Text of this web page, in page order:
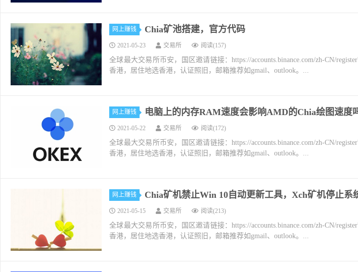
网上赚钱 Chia矿池搭建，官方代码
2021-05-23 交易所 阅读(157)
全球最大交易所币安，国区邀请链接：https://accounts.binance.com/zh-CN/
香港，居住地选香港，认证照旧，邮箱推荐如gmail、outlook。...
网上赚钱 电脑上的内存RAM速度会影响AMD的Chia绘图速度
2021-05-22 交易所 阅读(172)
全球最大交易所币安，国区邀请链接：https://accounts.binance.com/zh-CN/
香港，居住地选香港，认证照旧，邮箱推荐如gmail、outlook。...
网上赚钱 Chia矿机禁止Win 10自动更新工具，Xch矿机停止系
2021-05-15 交易所 阅读(213)
全球最大交易所币安，国区邀请链接：https://accounts.binance.com/zh-CN/
香港，居住地选香港，认证照旧，邮箱推荐如gmail、outlook。...